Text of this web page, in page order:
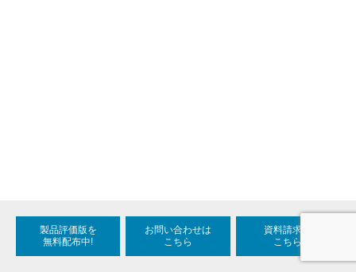
製品評価版を
無料配布中!
お問い合わせは
こちら
資料請求は
こちら